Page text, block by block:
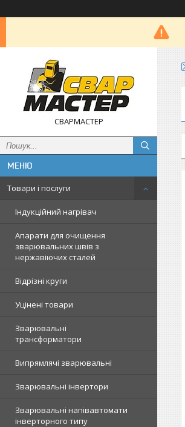
СВАРМАСТЕР
Товари і послуги
Індукційний нагрівач
Апарати для очищення
зварювальних швів з
нержавіючих сталей
Відрізні круги
Уцінені товари
Зварювальні
трансформатори
Випрямлячі зварювальні
Зварювальні інвертори
Зварювальні напівавтомати
інверторного типу